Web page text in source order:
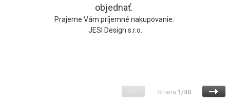
objednať.
Prajeme Vám príjemné nakupovanie.
JESI Design s.r.o.
Strana 1/40